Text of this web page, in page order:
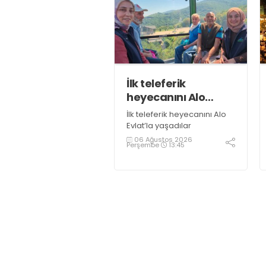
İlk teleferik
heyecanını Alo
Evlat’la yaşadılar
İlk teleferik heyecanını Alo
Evlat’la yaşadılar
06 Ağustos 2026
Perşembe 13:45